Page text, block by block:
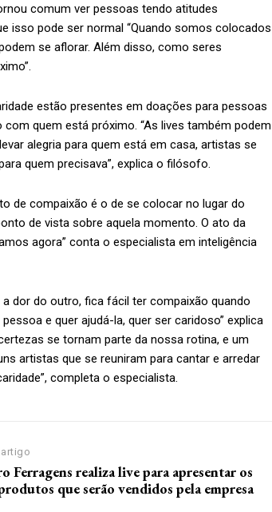
comum ver pessoas tendo atitudes
isso pode ser normal “Quando somos colocados
se aflorar. Além disso, como seres
estão presentes em doações para pessoas
quem está próximo. “As lives também podem
alegria para quem está em casa, artistas se
quem precisava”, explica o filósofo.
de compaixão é o de se colocar no lugar do
de vista sobre aquela momento. O ato da
agora” conta o especialista em inteligência
dor do outro, fica fácil ter compaixão quando
e quer ajudá-la, quer ser caridoso” explica
se tornam parte da nossa rotina, e um
artistas que se reuniram para cantar e arredar
completa o especialista.
Ferragens realiza live para apresentar os
que serão vendidos pela empresa